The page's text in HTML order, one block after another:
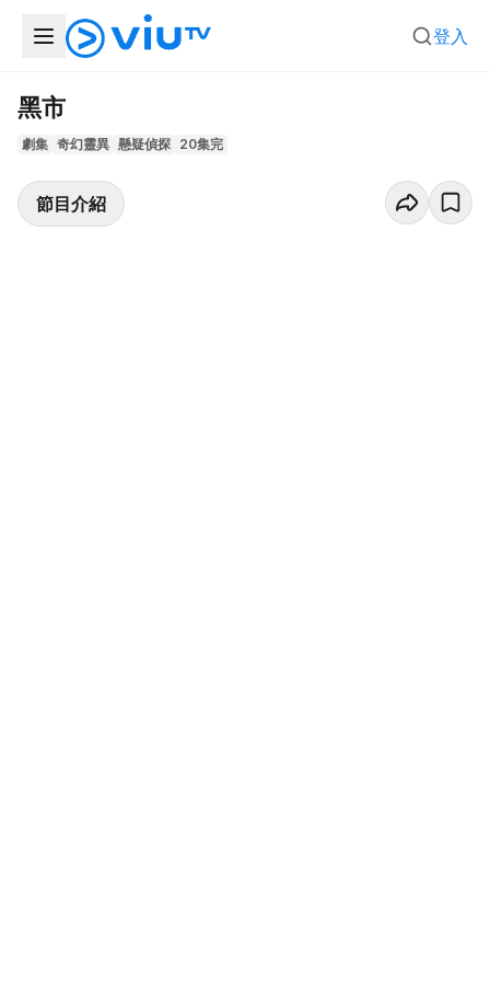
登入
黑市
劇集 奇幻靈異 懸疑偵探 20集完
節目介紹